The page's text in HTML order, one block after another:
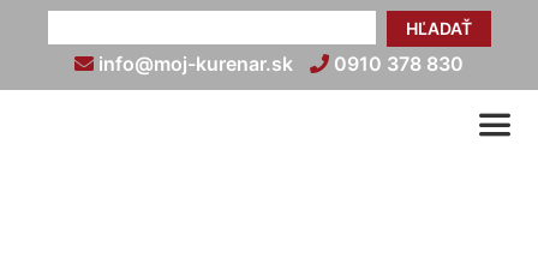
HĽADAŤ
info@moj-kurenar.sk 0910 378 830